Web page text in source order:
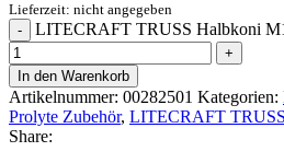
Lieferzeit: nicht angegeben
LITECRAFT TRUSS Halbkoni
In den Warenkorb
Artikelnummer: 00282501 Kategorien:
Prolyte Zubehör, LITECRAFT TRUSS
Share: